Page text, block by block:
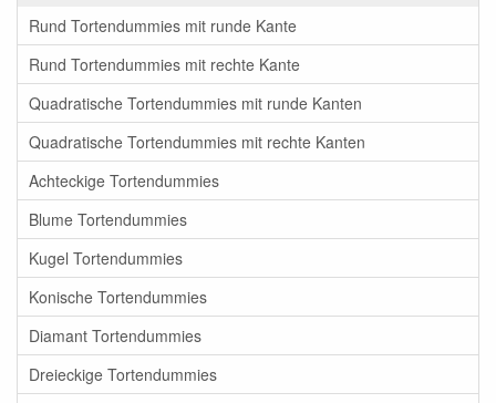
Rund Tortendummies mit runde Kante
Rund Tortendummies mit rechte Kante
Quadratische Tortendummies mit runde Kanten
Quadratische Tortendummies mit rechte Kanten
Achteckige Tortendummies
Blume Tortendummies
Kugel Tortendummies
Konische Tortendummies
Diamant Tortendummies
Dreieckige Tortendummies